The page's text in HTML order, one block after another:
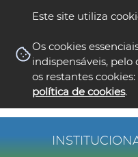
Este site utiliza
Os cookies
indispensáveis,
os restantes cookies:
política de cookies.